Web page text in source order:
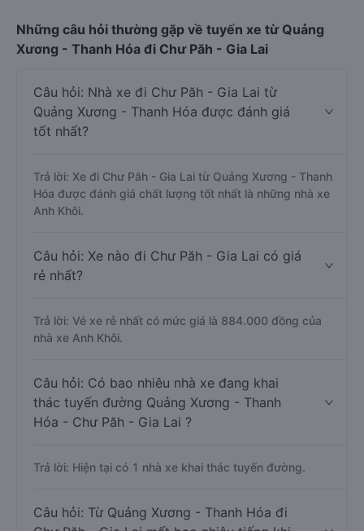
Những câu hỏi thường gặp về tuyến xe từ Quảng
Xương - Thanh Hóa đi Chư Păh - Gia Lai
Câu hỏi: Nhà xe đi Chư Păh - Gia Lai từ
Quảng Xương - Thanh Hóa được đánh giá
tốt nhất?
Trả lời: Xe đi Chư Păh - Gia Lai từ Quảng Xương - Thanh
Hóa được đánh giá chất lượng tốt nhất là những nhà xe
Anh Khôi.
Câu hỏi: Xe nào đi Chư Păh - Gia Lai có giá
rẻ nhất?
Trả lời: Vé xe rẻ nhất có mức giá là 884.000 đồng của
nhà xe Anh Khôi.
Câu hỏi: Có bao nhiêu nhà xe đang khai
thác tuyến đường Quảng Xương - Thanh
Hóa - Chư Păh - Gia Lai ?
Trả lời: Hiện tại có 1 nhà xe khai thác tuyến đường.
Câu hỏi: Từ Quảng Xương - Thanh Hóa đi